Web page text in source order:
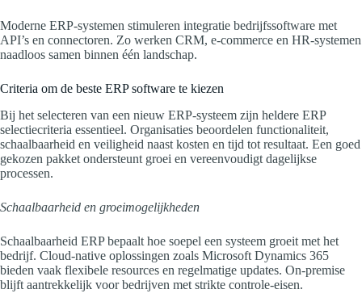
Moderne ERP-systemen stimuleren integratie bedrijfssoftware met
API’s en connectoren. Zo werken CRM, e‑commerce en HR-systemen
naadloos samen binnen één landschap.
Criteria om de beste ERP software te kiezen
Bij het selecteren van een nieuw ERP-systeem zijn heldere ERP
selectiecriteria essentieel. Organisaties beoordelen functionaliteit,
schaalbaarheid en veiligheid naast kosten en tijd tot resultaat. Een goed
gekozen pakket ondersteunt groei en vereenvoudigt dagelijkse
processen.
Schaalbaarheid en groeimogelijkheden
Schaalbaarheid ERP bepaalt hoe soepel een systeem groeit met het
bedrijf. Cloud-native oplossingen zoals Microsoft Dynamics 365
bieden vaak flexibele resources en regelmatige updates. On-premise
blijft aantrekkelijk voor bedrijven met strikte controle-eisen.